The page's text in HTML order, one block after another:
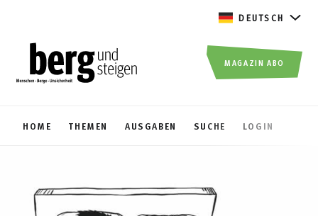
DEUTSCH
HOME THEMEN AUSGABEN SUCHE LOGIN
MAGAZIN ABO